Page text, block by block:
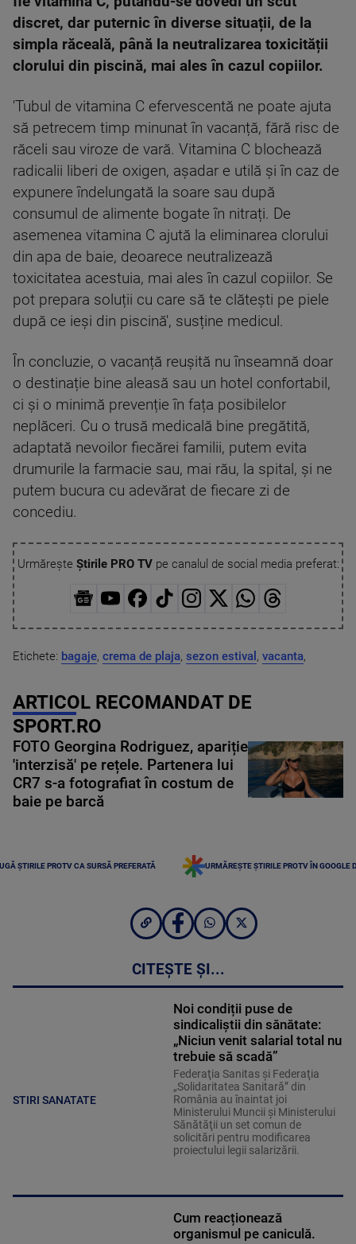
discret, dar puternic în diverse situații, de la
simpla răceală, până la neutralizarea toxicității
clorului din piscină, mai ales în cazul copiilor.
'Tubul de vitamina C efervescentă ne poate ajuta
să petrecem timp minunat în vacanță, fără risc de
răceli sau viroze de vară. Vitamina C blochează
radicalii liberi de oxigen, așadar e utilă și în caz de
expunere îndelungată la soare sau după
consumul de alimente bogate în nitrați. De
asemenea vitamina C ajută la eliminarea clorului
din apa de baie, deoarece neutralizează
toxicitatea acestuia, mai ales în cazul copiilor. Se
pot prepara soluții cu care să te clătești pe piele
după ce ieși din piscină', susține medicul.
În concluzie, o vacanță reușită nu înseamnă doar
o destinație bine aleasă sau un hotel confortabil,
ci și o minimă prevenție în fața posibilelor
neplăceri. Cu o trusă medicală bine pregătită,
adaptată nevoilor fiecărei familii, putem evita
drumurile la farmacie sau, mai rău, la spital, și ne
putem bucura cu adevărat de fiecare zi de
concediu.
Urmărește Știrile PRO TVpe canalul de social media preferat:
Etichete: bagaje, crema de plaja, sezon estival , vacanta,
ARTICOL RECOMANDAT DE
SPORT.RO
FOTO Georgina Rodriguez, apariție
'interzisă' pe rețele. Partenera lui
CR7 s-a fotografiat în costum de
baie pe barcă
ȘTIRILE PROTV CA SURSĂ PREFERATĂ URMĂREȘTE ȘTIRILE PROTV ÎN GOOGLE
CITEȘTE ȘI...
STIRI SANATATE
Noi condiții puse de
sindicaliștii din sănătate:
„Niciun venit salarial total nu
trebuie să scadă”
Federaţia Sanitas şi Federaţia
„Solidaritatea Sanitară” din
România au înaintat joi
Ministerului Muncii şi Ministerului
Sănătăţii un set comun de
solicitări pentru modificarea
proiectului legii salarizării.
Cum reacționează
organismul pe caniculă.